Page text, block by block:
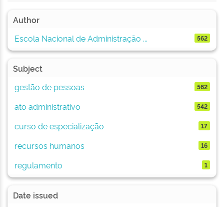
Author
Escola Nacional de Administração ...
562
Subject
gestão de pessoas
562
ato administrativo 542
curso de especialização 17
recursos humanos 16
regulamento 1
Date issued